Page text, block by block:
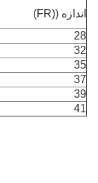
اندازه ((FR)
28
32
35
37
39
41